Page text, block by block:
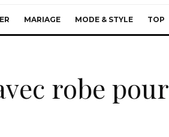
MARIAGE MODE & STYLE TOP
robe pour